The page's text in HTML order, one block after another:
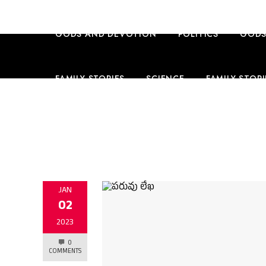
GODS AND DEVOTION POLITICS
FAMILY STORIES SCIENCE FAMILY
ENGLISH
JAN
02
2023
0
COMMENTS